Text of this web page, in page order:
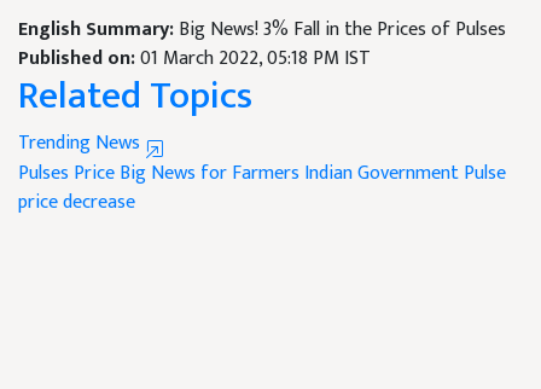
English Summary:Big News! 3% Fall in the Prices of Pulses
Published on:01 March 2022, 05:18 PM IST
Related Topics
Trending News
Pulses PriceBig News for Farmers Indian GovernmentPulse
price decrease